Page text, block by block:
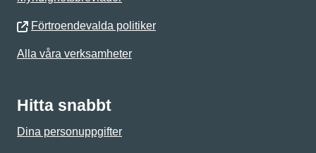
Förtroendevalda politiker
Alla våra verksamheter
Hitta snabbt
Dina personuppgifter